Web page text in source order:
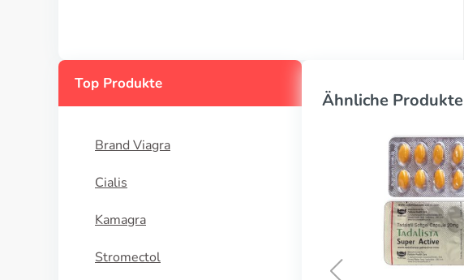
Top Produkte
Brand Viagra
Cialis
Kamagra
Stromectol
Ähnliche